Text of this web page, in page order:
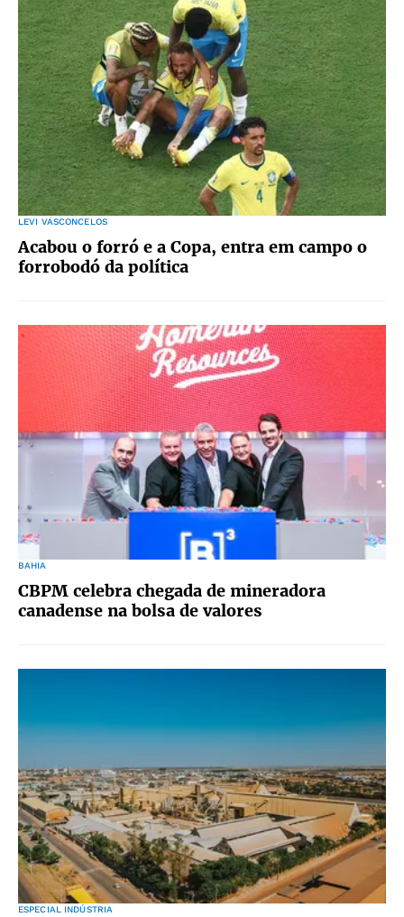
LEVI VASCONCELOS
Acabou o forró e a Copa, entra em campo o
forrobodó da política
BAHIA
CBPM celebra chegada de mineradora
canadense na bolsa de valores
ESPECIAL INDÚSTRIA